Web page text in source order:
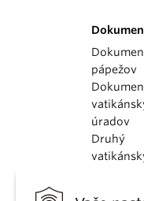
pápežov
úradov
Druhý